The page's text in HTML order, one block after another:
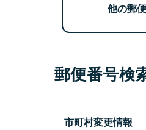
他の郵
郵便番号検
市町村変更情報